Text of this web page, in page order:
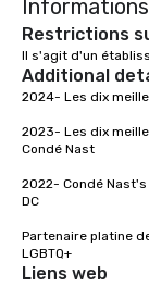
thousands of
experienced
detail from
flawless execution. The
Every Frame,
Restrictions
Il s'agit d'un
Additional
2024- Les dix
2023- Les dix
Condé Nast
2022- Condé
DC
Partenaire platine
LGBTQ+
Liens web